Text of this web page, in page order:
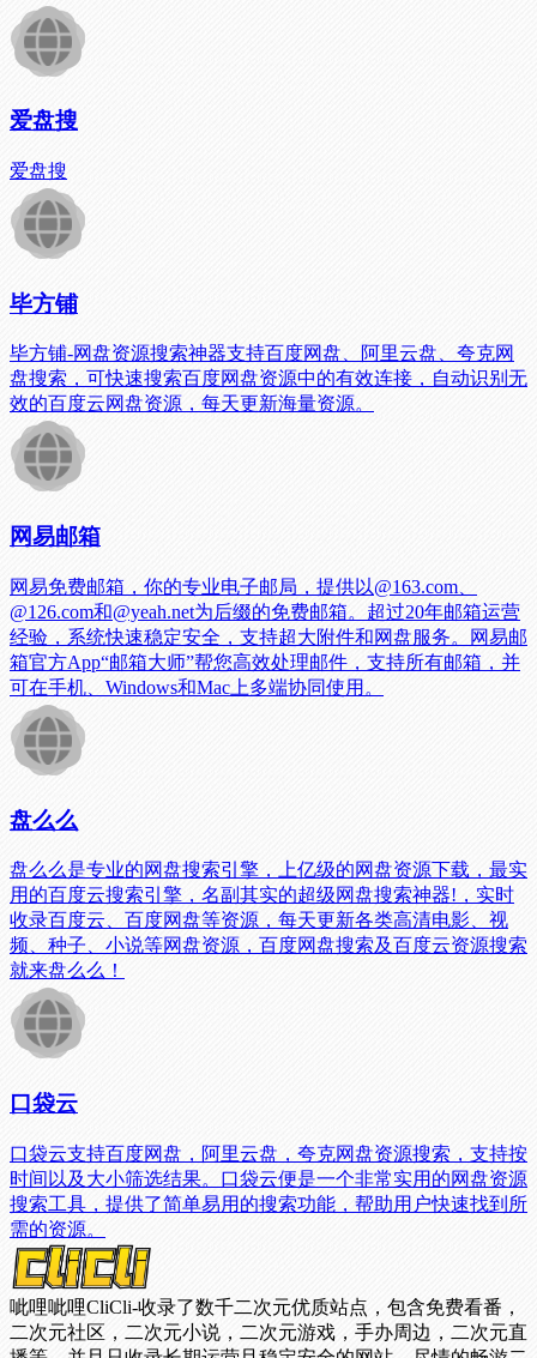
爱盘搜
爱盘搜
毕方铺
毕方铺-网盘资源搜索神器支持百度网盘、阿里云盘、夸克网
盘搜索，可快速搜索百度网盘资源中的有效连接，自动识别无
效的百度云网盘资源，每天更新海量资源。
网易邮箱
网易免费邮箱，你的专业电子邮局，提供以@163.com、
@126.com和@yeah.net为后缀的免费邮箱。超过20年邮箱运营
经验，系统快速稳定安全，支持超大附件和网盘服务。网易邮
箱官方App“邮箱大师”帮您高效处理邮件，支持所有邮箱，并
可在手机、Windows和Mac上多端协同使用。
盘么么
盘么么是专业的网盘搜索引擎，上亿级的网盘资源下载，最实
用的百度云搜索引擎，名副其实的超级网盘搜索神器!，实时
收录百度云、百度网盘等资源，每天更新各类高清电影、视
频、种子、小说等网盘资源，百度网盘搜索及百度云资源搜索
就来盘么么！
口袋云
口袋云支持百度网盘，阿里云盘，夸克网盘资源搜索，支持按
时间以及大小筛选结果。口袋云便是一个非常实用的网盘资源
搜索工具，提供了简单易用的搜索功能，帮助用户快速找到所
需的资源。
呲哩呲哩CliCli-收录了数千二次元优质站点，包含免费看番，
二次元社区，二次元小说，二次元游戏，手办周边，二次元直